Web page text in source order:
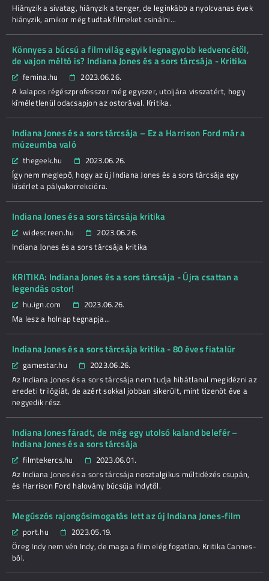
Hiányzik a sivatag, hiányzik a tenger, de leginkább a nyolcvanas évek
hiányzik, amikor még tudtak filmeket csinálni...
Könnyes a búcsú a filmvilág egyik legnagyobb kedvencétől,
de vajon méltó is? Indiana Jones és a sors tárcsája - Kritika
femina.hu
2023.06.26.
A kalapos régészprofesszor még egyszer, utoljára visszatért, hogy
kíméletlenül odacsapjon az ostorával. Kritika.
Indiana Jones és a sors tárcsája – Ez a Harrison Ford már a
múzeumba való
thegeek.hu
2023.06.26.
Így nem meglepő, hogy az új Indiana Jones és a sors tárcsája egy
kísérlet a pályakorrekcióra.
Indiana Jones és a sors tárcsája kritika
widescreen.hu
2023.06.26.
Indiana Jones és a sors tárcsája kritika
KRITIKA: Indiana Jones és a sors tárcsája - Újra csattan a
legendás ostor!
hu.ign.com
2023.06.26.
Ma lesz a holnap tegnapja...
Indiana Jones és a sors tárcsája kritika - 80 éves fiatalúr
gamestar.hu
2023.06.26.
Az Indiana Jones és a sors tárcsája nem tudja hibátlanul megidézni az
eredeti trilógiát, de azért sokkal jobban sikerült, mint tizenöt éve a
negyedik rész.
Indiana Jones fáradt, de még egy utolsó kaland belefér –
Indiana Jones és a sors tárcsája
filmtekercs.hu
2023.06.01.
Az Indiana Jones és a sors tárcsája nosztalgikus múltidézés csupán,
és Harrison Ford halovány búcsúja Indytől.
Megúszós rajongósimogatás lett az új Indiana Jones-film
port.hu
2023.05.19.
Öreg Indy nem vén Indy, de maga a film elég fogatlan. Kritika Cannes-
ból.